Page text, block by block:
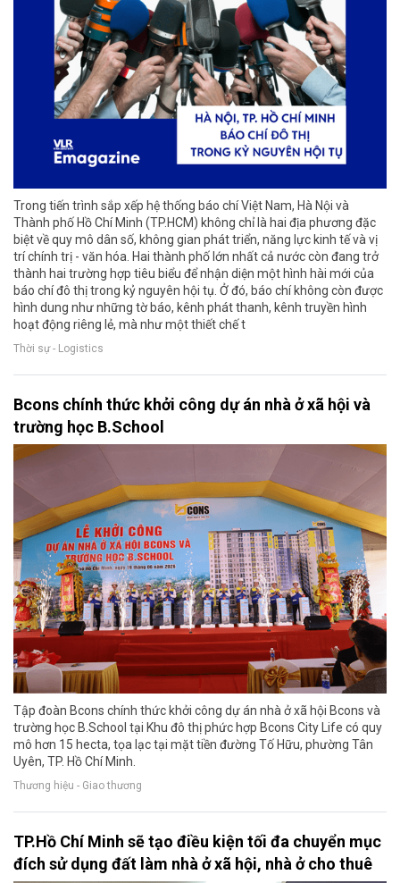
Trong tiến trình sắp xếp hệ thống báo chí Việt Nam, Hà Nội và
Thành phố Hồ Chí Minh (TP.HCM) không chỉ là hai địa phương đặc
biệt về quy mô dân số, không gian phát triển, năng lực kinh tế và vị
trí chính trị - văn hóa. Hai thành phố lớn nhất cả nước còn đang trở
thành hai trường hợp tiêu biểu để nhận diện một hình hài mới của
báo chí đô thị trong kỷ nguyên hội tụ. Ở đó, báo chí không còn được
hình dung như những tờ báo, kênh phát thanh, kênh truyền hình
hoạt động riêng lẻ, mà như một thiết chế t
Thời sự - Logistics
Bcons chính thức khởi công dự án nhà ở xã hội và
trường học B.School
Tập đoàn Bcons chính thức khởi công dự án nhà ở xã hội Bcons và
trường học B.School tại Khu đô thị phức hợp Bcons City Life có quy
mô hơn 15 hecta, tọa lạc tại mặt tiền đường Tố Hữu, phường Tân
Uyên, TP. Hồ Chí Minh.
Thương hiệu - Giao thương
TP.Hồ Chí Minh sẽ tạo điều kiện tối đa chuyển mục
đích sử dụng đất làm nhà ở xã hội, nhà ở cho thuê